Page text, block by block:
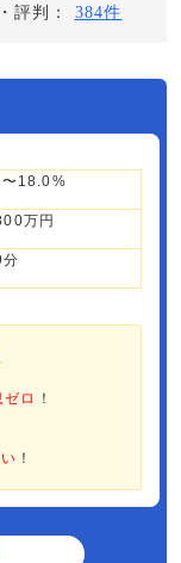
評判： 384件
18.0%
万円
ロ
！
！